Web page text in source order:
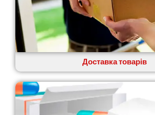
Кам’янець-Подільський
Кам’янка
Кам’янське
Канів
Козятин
Київ
Кобеляки
Коцюбинське
Конотоп
Доставка товарів